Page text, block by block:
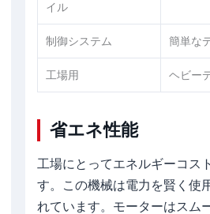
イル
制御システム 簡単な
工場用 ヘビー
省エネ性能
工場にとってエネルギーコス
す。この機械は電力を賢く使
れています。モーターはスム